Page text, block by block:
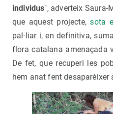
individus", adverteix Saura-
que aquest projecte,sota
pal·liar i, en definitiva,
flora catalana amenaçada
De fet, que recuperi les
hem anat fent desaparèixer